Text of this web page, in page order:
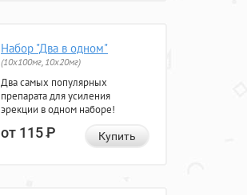
Набор "Два в одном"
(10x100мг, 10x20мг)
Два самых популярных
препарата для усиления
эрекции в одном наборе!
от 115Р Купить